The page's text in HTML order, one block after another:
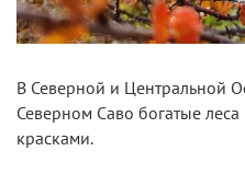
В Северной и Центральной
Северном Саво богатые
красками.